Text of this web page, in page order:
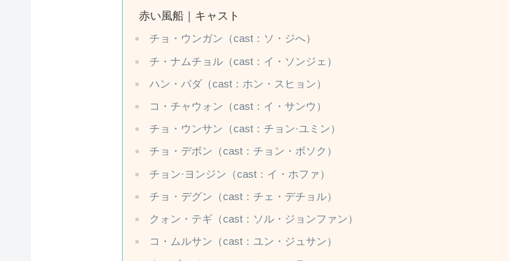
赤い風船｜キャスト
チョ・ウンガン（cast：ソ・ジへ）
チ・ナムチョル（cast：イ・ソンジェ）
ハン・パダ（cast：ホン・スヒョン）
コ・チャウォン（cast：イ・サンウ）
チョ・ウンサン（cast：チョン·ユミン）
チョ・デボン（cast：チョン・ボソク）
チョン·ヨンジン（cast：イ・ホファ）
チョ・デグン（cast：チェ・デチョル）
クォン・テギ（cast：ソル・ジョンファン）
コ・ムルサン（cast：ユン・ジュサン）